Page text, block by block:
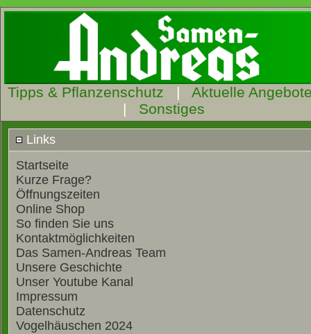
Tipps & Pflanzenschutz | Aktuelle
| Sonstiges
Links
Startseite
Kurze Frage?
Öffnungszeiten
Online Shop
So finden Sie uns
Kontaktmöglichkeiten
Das Samen-Andreas Team
Unsere Geschichte
Unser Youtube Kanal
Impressum
Datenschutz
Vogelhäuschen 2024